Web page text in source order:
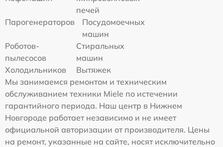
печей
Парогенераторов
Посудомоечных
машин
Роботов-
пылесосов
Стиральных
машин
Холодильников
Вытяжек
Мы занимаемся ремонтом и техническим
обслуживанием техники Miele по истечении
гарантийного периода. Наш центр в Нижнем
Новгороде работает независимо и не имеет
официальной авторизации от производителя. Цены
на ремонт, указанные на сайте, носят исключительно